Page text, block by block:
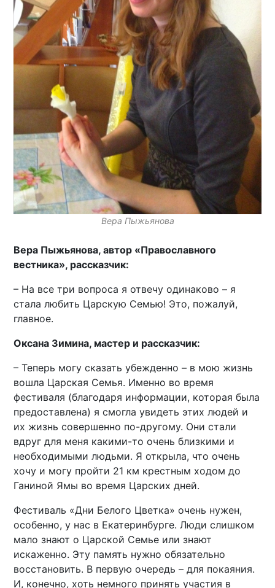
Вера Пыжьянова
Вера Пыжьянова, автор «Православного
вестника», рассказчик:
– На все три вопроса я отвечу одинаково – я
стала любить Царскую Семью! Это, пожалуй,
главное.
Оксана Зимина, мастер и рассказчик:
– Теперь могу сказать убежденно – в мою жизнь
вошла Царская Семья. Именно во время
фестиваля (благодаря информации, которая была
предоставлена) я смогла увидеть этих людей и
их жизнь совершенно по-другому. Они стали
вдруг для меня какими-то очень близкими и
необходимыми людьми. Я открыла, что очень
хочу и могу пройти 21 км крестным ходом до
Ганиной Ямы во время Царских дней.
Фестиваль «Дни Белого Цветка» очень нужен,
особенно, у нас в Екатеринбурге. Люди слишком
мало знают о Царской Семье или знают
искаженно. Эту память нужно обязательно
восстановить. В первую очередь – для покаяния.
И, конечно, хоть немного принять участия в